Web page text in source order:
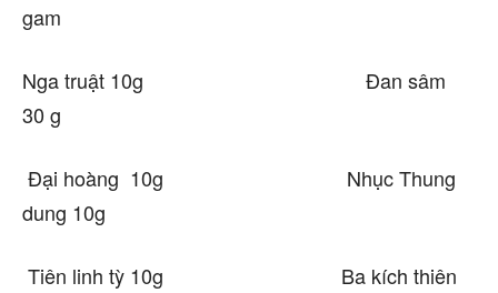
gam
Nga truật 10g Đan sâm
30 g
Đại hoàng 10g Nhục Thung
dung 10g
Tiên linh tỳ 10g Ba kích thiên